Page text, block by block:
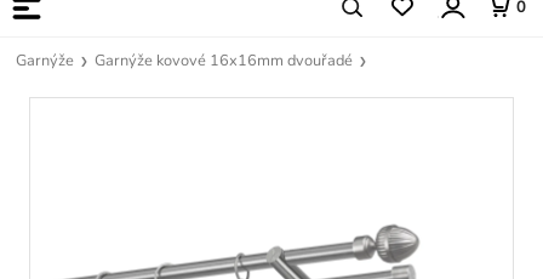
0
Garnýže Garnýže kovové 16x16mm dvouřadé